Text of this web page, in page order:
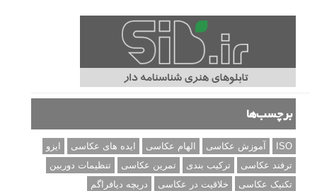
برچسب‌ها
ISO آموزش عکاسی الهام عکاسی ایده های عکاسی
ایزو
ترفند عکاسی
ترکیب بندی تمرین عکاسی
تنظیمات دوربین
تکنیک عکاسی
خلاقیت در عکاسی
دریچه دیافراگم